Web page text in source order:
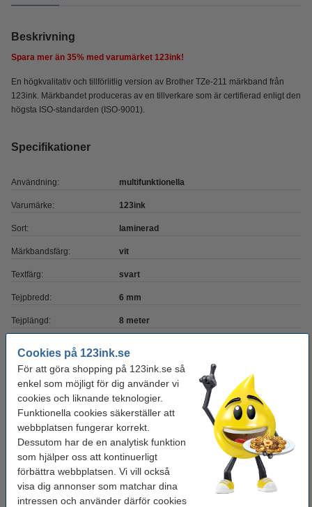
Cookies på 123ink.se
För att göra shopping på 123ink.se så
enkel som möjligt för dig använder vi
cookies och liknande teknologier.
Funktionella cookies säkerställer att
webbplatsen fungerar korrekt.
Dessutom har de en analytisk funktion
som hjälper oss att kontinuerligt
förbättra webbplatsen. Vi vill också
visa dig annonser som matchar dina
intressen och använder därför cookies
Beskrivning
Spara mer än 35% med varumärket 123ink!
En högkvalitativ och tillförlitlig version av Brother TZe-211 märkband från
123ink. Märkbandet produceras av en tillverkare som är certifierad enligt den
högsta ISO-standarden (ISO-9001).
Specifikationer
Användning: multifunktionella
Varumärke: 123ink
Sort: laminerad
Märkbandsfärg: vit
Textfärg: svart
Tejpbredd: 6 mm
Tejplängd: 8 meter
Behöver du fler?
Köp5stför endast
300 kr
Tips: Beställ multipack!
Varumärket 123ink ersätter Brother TZe-
211+TZe-111+TZe-315 | svart/vit text -
vit/transparent/svart märkband | 6mm x 8m |